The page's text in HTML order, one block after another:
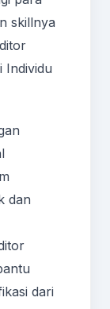
skillnya
Individu
dan
dari